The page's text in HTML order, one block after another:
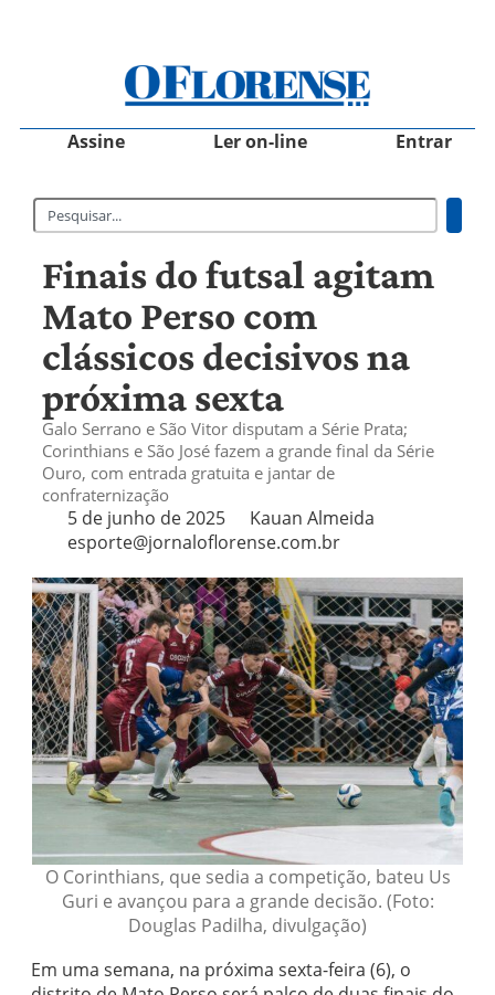
Assine Ler on-line Entrar
Finais do futsal agitam
Mato Perso com
clássicos decisivos na
próxima sexta
Galo Serrano e São Vitor disputam a Série Prata;
Corinthians e São José fazem a grande final da Série
Ouro, com entrada gratuita e jantar de
confraternização
5 de junho de 2025
Kauan Almeida
esporte@jornaloflorense.com.br
O Corinthians, que sedia a competição, bateu Us
Guri e avançou para a grande decisão. (Foto:
Douglas Padilha, divulgação)
Em uma semana, na próxima sexta-feira (6), o